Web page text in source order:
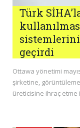
Türk
sistemlerini
geçirdi
Ottawa yönetimi
şirketine,
üreticisine ihraç etme